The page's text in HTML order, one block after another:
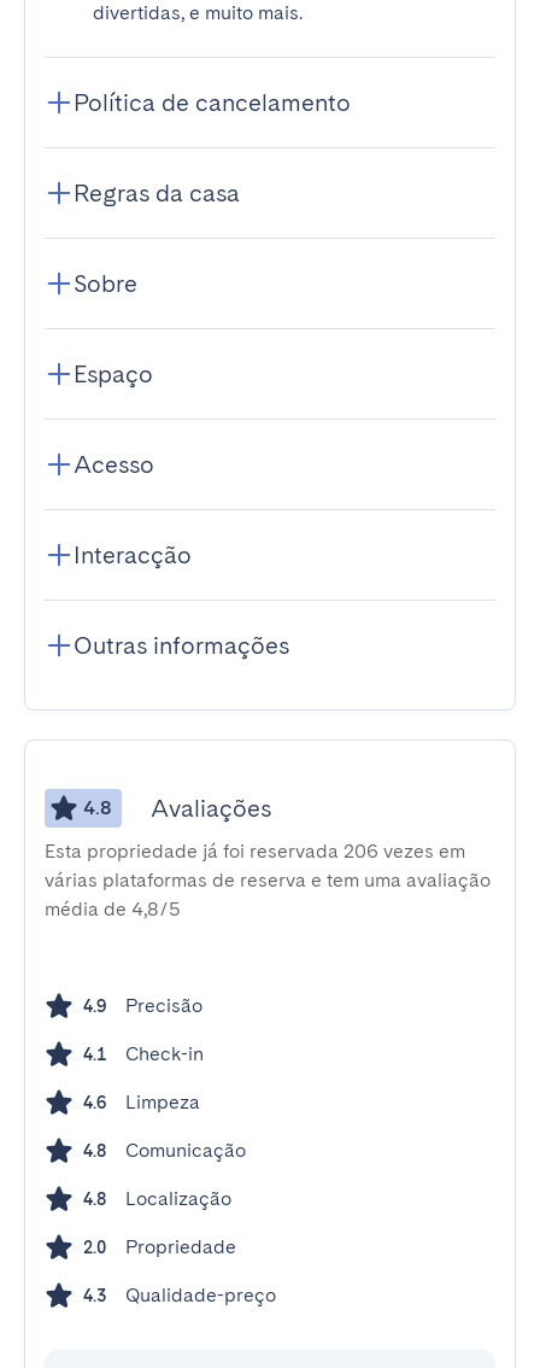
divertidas, e muito mais.
Política de cancelamento
Regras da casa
Sobre
Espaço
Acesso
Interacção
Outras informações
4.8 Avaliações
Esta propriedade já foi reservada 206 vezes em
várias plataformas de reserva e tem uma avaliação
média de 4,8/5
4.9 Precisão
4.1 Check-in
4.6 Limpeza
4.8 Comunicação
4.8 Localização
2.0 Propriedade
4.3 Qualidade-preço